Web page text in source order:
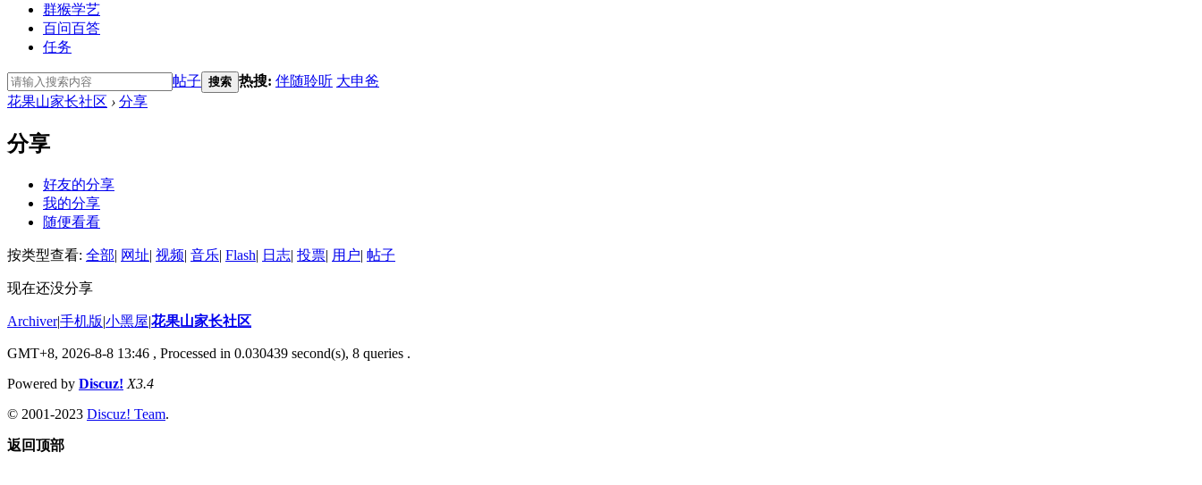
群猴学艺
百问百答
任务
帖子 搜索 热搜: 伴随聆听 大申爸
花果山家长社区 › 分享
分享
好友的分享
我的分享
随便看看
按类型查看: 全部| 网址| 视频| 音乐| Flash| 日志| 投票| 用户| 帖子
现在还没分享
Archiver|手机版|小黑屋|花果山家长社区
GMT+8, 2026-8-8 13:46 , Processed in 0.030439 second(s), 8 queries .
Powered by Discuz! X3.4
© 2001-2023 Discuz! Team.
返回顶部